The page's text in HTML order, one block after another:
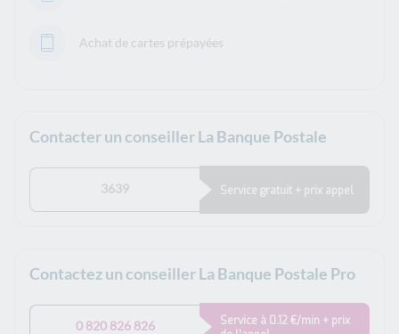
Achat de cartes prépayées
Contacter un conseiller La Banque Postale
3639 Service gratuit + prix appel
Contactez un conseiller La Banque Postale Pro
0 820 826 826
Service à 0.12 €/min + prix